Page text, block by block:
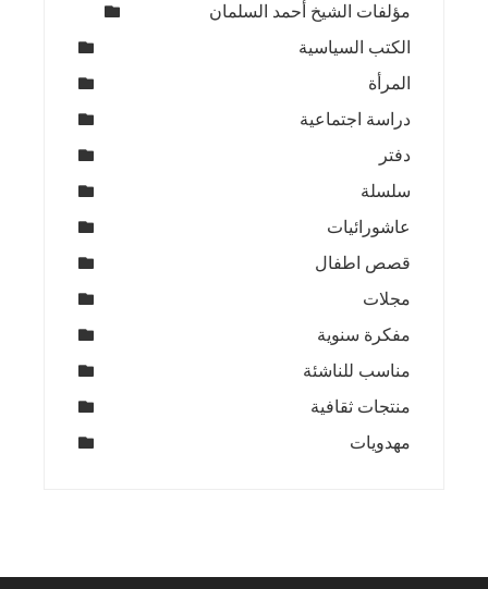
مؤلفات الشيخ أحمد السلمان
الكتب السياسية
المرأة
دراسة اجتماعية
دفتر
سلسلة
عاشورائيات
قصص اطفال
مجلات
مفكرة سنوية
مناسب للناشئة
منتجات ثقافية
مهدويات